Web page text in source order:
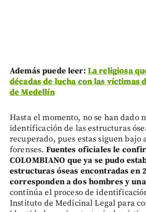
Además puede leer: La religiosa
décadas de lucha con las víctimas
de Medellín
Hasta el momento, no se han dado
identificación de las estructuras
recuperado, pues estas siguen bajo
forenses. Fuentes oficiales le
COLOMBIANO que ya se pudo
estructuras óseas encontradas en
corresponden a dos hombres y
continúa el proceso de
Instituto de Medicinal Legal para